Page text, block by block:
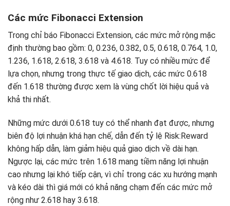
Các mức Fibonacci Extension
Trong chỉ báo Fibonacci Extension, các mức mở rộng mặc
định thường bao gồm: 0, 0.236, 0.382, 0.5, 0.618, 0.764, 1.0,
1.236, 1.618, 2.618, 3.618 và 4.618. Tuy có nhiều mức để
lựa chọn, nhưng trong thực tế giao dịch, các mức 0.618
đến 1.618 thường được xem là vùng chốt lời hiệu quả và
khả thi nhất.
Những mức dưới 0.618 tuy có thể nhanh đạt được, nhưng
biên độ lợi nhuận khá hạn chế, dẫn đến tỷ lệ Risk:Reward
không hấp dẫn, làm giảm hiệu quả giao dịch về dài hạn.
Ngược lại, các mức trên 1.618 mang tiềm năng lợi nhuận
cao nhưng lại khó tiếp cận, vì chỉ trong các xu hướng mạnh
và kéo dài thì giá mới có khả năng chạm đến các mức mở
rộng như 2.618 hay 3.618.